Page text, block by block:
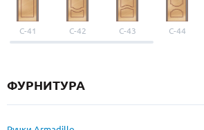
С-41 С-42 С-43 С-44
ФУРНИТУРА